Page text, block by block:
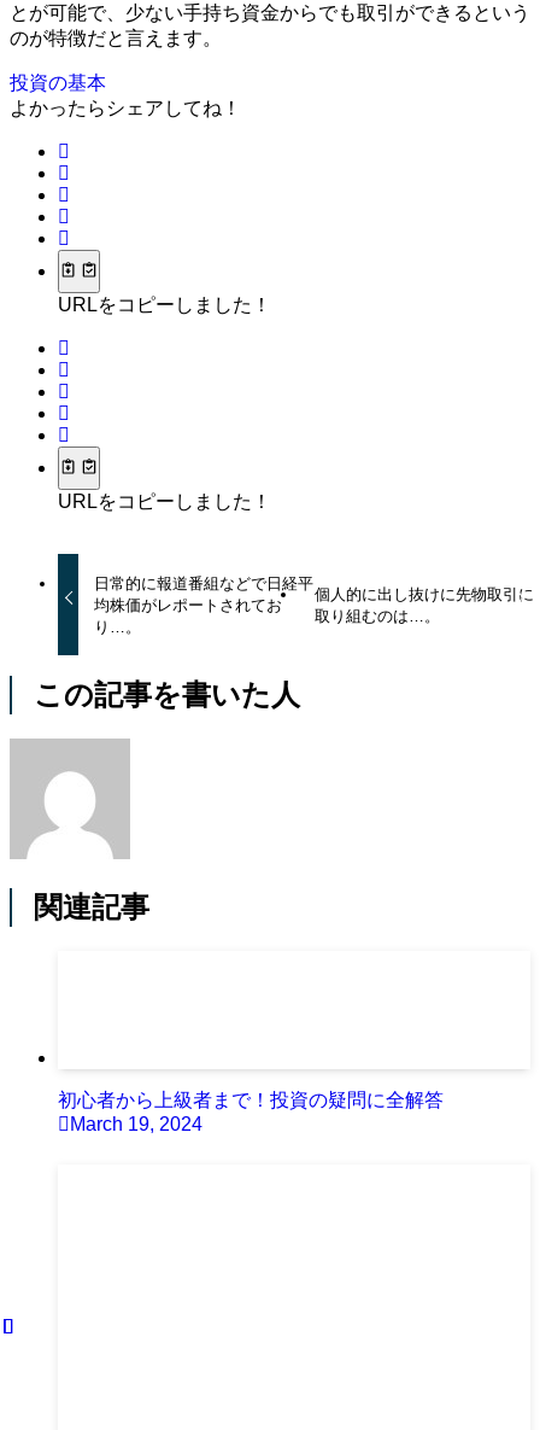
とが可能で、少ない手持ち資金からでも取引ができるという
のが特徴だと言えます。
投資の基本
よかったらシェアしてね！
URLをコピーしました！
URLをコピーしました！
日常的に報道番組などで日経平
均株価がレポートされてお
り…。
個人的に出し抜けに先物取引に
取り組むのは…。
この記事を書いた人
関連記事
初心者から上級者まで！投資の疑問に全解答
March 19, 2024